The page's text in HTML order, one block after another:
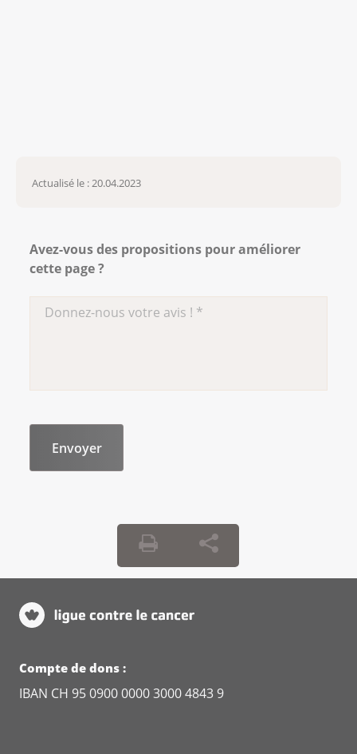
Actualisé le : 20.04.2023
Avez-vous des propositions pour améliorer
cette page ?
Compte de dons :
IBAN CH 95 0900 0000 3000 4843 9